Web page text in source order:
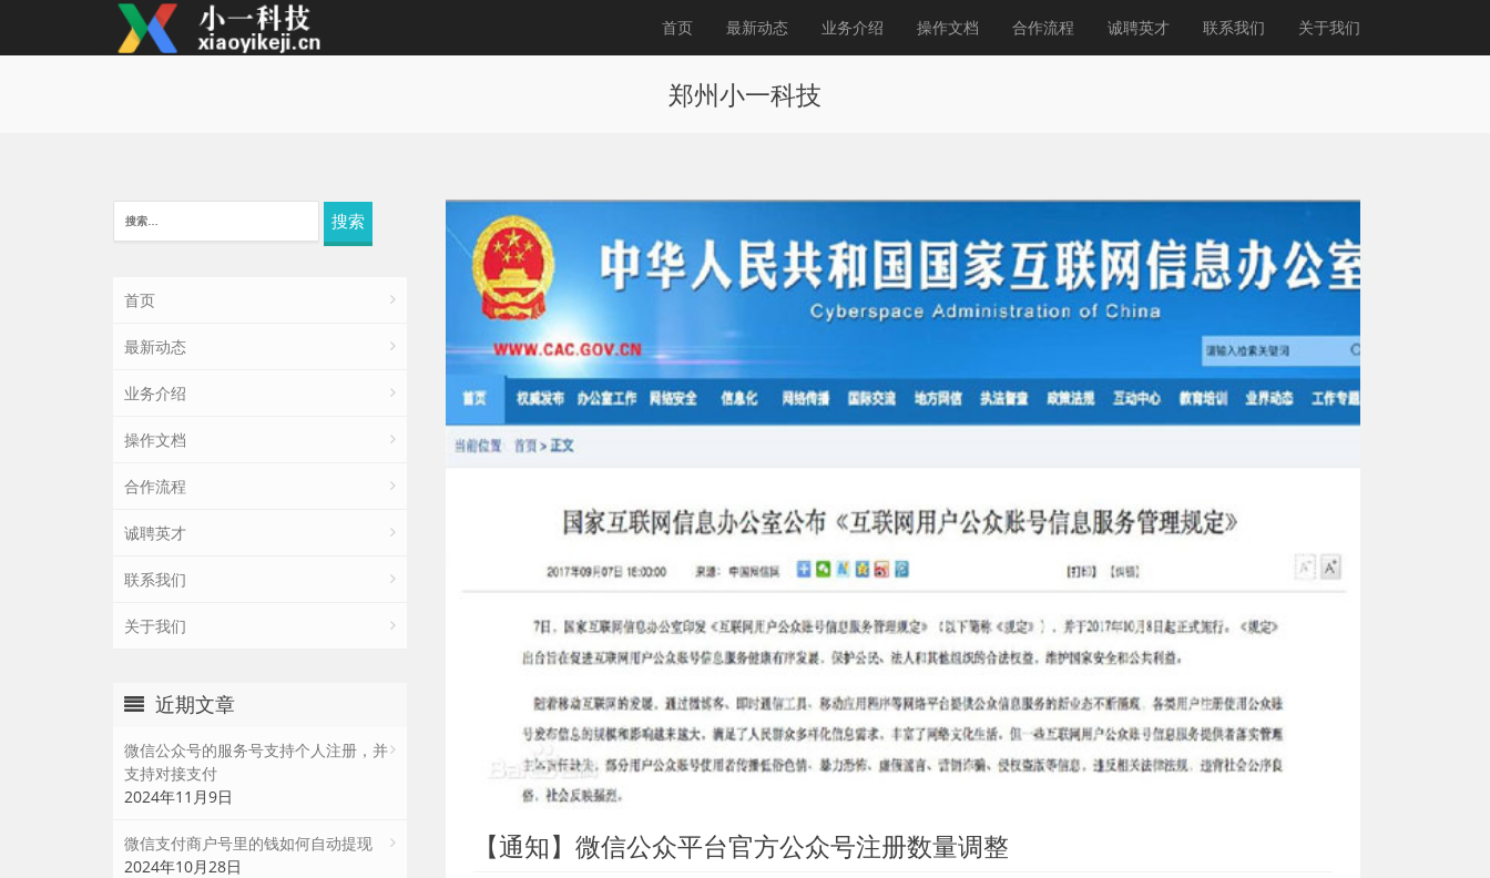
首页 最新动态 业务介绍 操作文档 合作流程 诚聘英才 联系我们 关于我们
郑州小一科技
搜
索：
首页
最新动态
业务介绍
操作文档
合作流程
诚聘英才
联系我们
关于我们
近期文章
微信公众号的服务号支持个人注册，并
支持对接支付
2024年11月9日
微信支付商户号里的钱如何自动提现
2024年10月28日
【通知】微信公众平台官方公众号注册数量调整